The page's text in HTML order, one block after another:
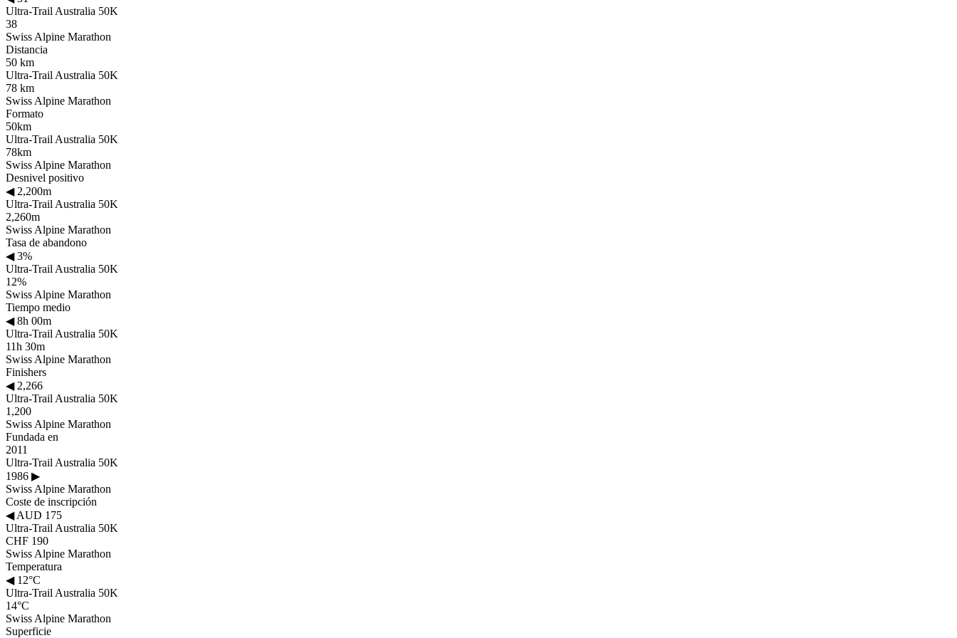
Ultra-Trail Australia 50K
38
Swiss Alpine Marathon
Distancia
50 km
Ultra-Trail Australia 50K
78 km
Swiss Alpine Marathon
Formato
50km
Ultra-Trail Australia 50K
78km
Swiss Alpine Marathon
Desnivel positivo
◀2,200m
Ultra-Trail Australia 50K
2,260m
Swiss Alpine Marathon
Tasa de abandono
◀3%
Ultra-Trail Australia 50K
12%
Swiss Alpine Marathon
Tiempo medio
◀8h 00m
Ultra-Trail Australia 50K
11h 30m
Swiss Alpine Marathon
Finishers
◀2,266
Ultra-Trail Australia 50K
1,200
Swiss Alpine Marathon
Fundada en
2011
Ultra-Trail Australia 50K
1986 ▶
Swiss Alpine Marathon
Coste de inscripción
◀AUD 175
Ultra-Trail Australia 50K
CHF 190
Swiss Alpine Marathon
Temperatura
◀12°C
Ultra-Trail Australia 50K
14°C
Swiss Alpine Marathon
Superficie